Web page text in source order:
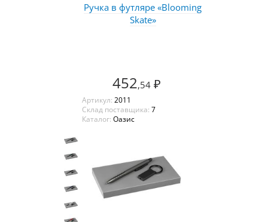
Ручка в футляре «Blooming
Skate»
452,54 ₽
Артикул: 2011
Склад поставщика: 7
Каталог: Оазис